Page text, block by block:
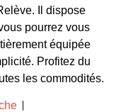
Il dispose
pourrez vous
équipée
Profitez du
les commodités.